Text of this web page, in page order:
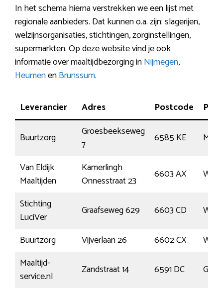
In het schema hierna verstrekken we een lijst met
regionale aanbieders. Dat kunnen o.a. zijn: slagerijen,
welzijnsorganisaties, stichtingen, zorginstellingen,
supermarkten. Op deze website vind je ook
informatie over maaltijdbezorging inNijmegen,
HeumenenBrunssum.
Leverancier Adres Postcode
Buurtzorg
Groesbeekseweg
7
6585 KE
Van Eldijk
Maaltijden
Kamerlingh
Onnesstraat 23
6603 AX
Stichting
LuciVer
Graafseweg 629 6603 CD
Buurtzorg
Vijverlaan 26 6602 CX
Maaltijd-
service.nl
Zandstraat 14 6591 DC